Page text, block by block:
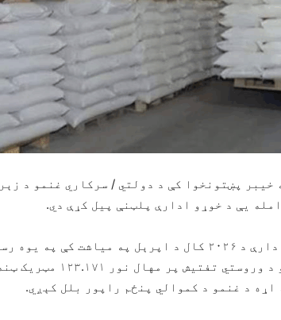
د غويي/ ثور ۲۱ مه) په خیبر پښتونخوا کې د دولتي / سرکاري غنمو د
یې د خوړو ادارې پلټنې پیل کړې دي.
د راپورونو له مخې، د بنو د خوراک ادارې د ۲۰۲۶ کال د اپرېل په میاشت
کې ویلي چې د نړ حافظ‌اباد ګودامونو د وروستي
د غنمو د کموالي پنځم راپور بلل کېږي.